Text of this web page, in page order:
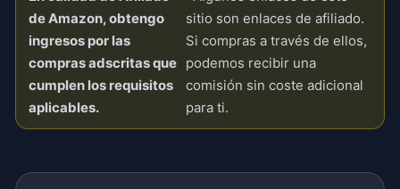
de Amazon, obtengo
ingresos por las
compras adscritas que
cumplen los requisitos
aplicables.
sitio son enlaces de afiliado.
Si compras a través de ellos,
podemos recibir una
comisión sin coste adicional
para ti.